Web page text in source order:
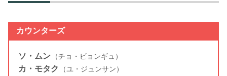
カウンターズ
ソ・ムン （チョ・ビョンギュ）
カ・モタク （ユ・ジュンサン）